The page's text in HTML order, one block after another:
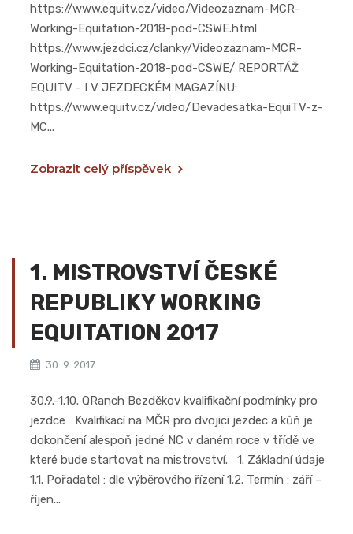
https://www.equitv.cz/video/Videozaznam-MCR-
Working-Equitation-2018-pod-CSWE.html
https://www.jezdci.cz/clanky/Videozaznam-MCR-
Working-Equitation-2018-pod-CSWE/ REPORTÁŽ
EQUITV - I V JEZDECKÉM MAGAZÍNU:
https://www.equitv.cz/video/Devadesatka-EquiTV-z-
MC...
Zobrazit celý příspěvek
1. MISTROVSTVÍ ČESKÉ
REPUBLIKY WORKING
EQUITATION 2017
30. 9. 2017
30.9.-1.10. QRanch Bezděkov kvalifikační podmínky pro
jezdce Kvalifikací na MČR pro dvojici jezdec a kůň je
dokončení alespoň jedné NC v daném roce v třídě ve
které bude startovat na mistrovství. 1. Základní údaje
1.1. Pořadatel : dle výběrového řízení 1.2. Termín : září –
říjen...